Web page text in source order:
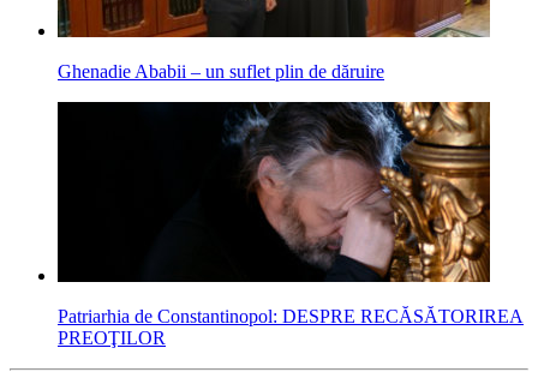
Ghenadie Ababii – un suflet plin de dăruire
Patriarhia de Constantinopol: DESPRE RECĂSĂTORIREA
PREOŢILOR